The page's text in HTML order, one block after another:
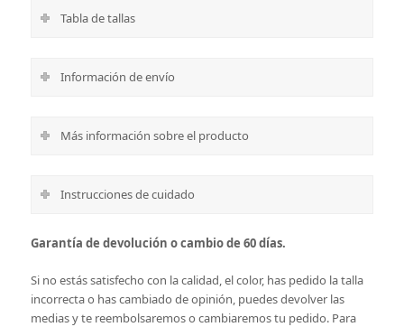
Tabla de tallas
Información de envío
Más información sobre el producto
Instrucciones de cuidado
Garantía de devolución o cambio de 60 días.
Si no estás satisfecho con la calidad, el color, has pedido la talla
incorrecta o has cambiado de opinión, puedes devolver las
medias y te reembolsaremos o cambiaremos tu pedido. Para